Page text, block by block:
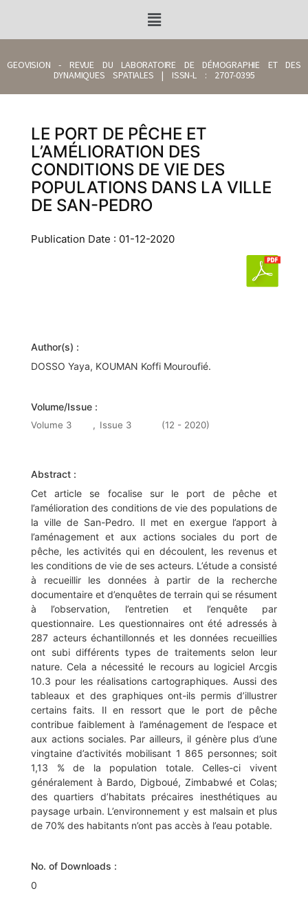
GEOVISION - REVUE DU LABORATOIRE DE DÉMOGRAPHIE ET DES
DYNAMIQUES SPATIALES | ISSN-L : 2707-0395
LE PORT DE PÊCHE ET
L’AMÉLIORATION DES
CONDITIONS DE VIE DES
POPULATIONS DANS LA VILLE
DE SAN-PEDRO
Publication Date : 01-12-2020
Author(s) :
DOSSO Yaya, KOUMAN Koffi Mouroufié.
Volume/Issue :
Volume 3 , Issue 3 (12 - 2020)
Abstract :
Cet article se focalise sur le port de pêche et
l’amélioration des conditions de vie des populations de
la ville de San-Pedro. Il met en exergue l’apport à
l’aménagement et aux actions sociales du port de
pêche, les activités qui en découlent, les revenus et
les conditions de vie de ses acteurs. L’étude a consisté
à recueillir les données à partir de la recherche
documentaire et d’enquêtes de terrain qui se résument
à l’observation, l’entretien et l’enquête par
questionnaire. Les questionnaires ont été adressés à
287 acteurs échantillonnés et les données recueillies
ont subi différents types de traitements selon leur
nature. Cela a nécessité le recours au logiciel Arcgis
10.3 pour les réalisations cartographiques. Aussi des
tableaux et des graphiques ont-ils permis d’illustrer
certains faits. Il en ressort que le port de pêche
contribue faiblement à l’aménagement de l’espace et
aux actions sociales. Par ailleurs, il génère plus d’une
vingtaine d’activités mobilisant 1 865 personnes; soit
1,13 % de la population totale. Celles-ci vivent
généralement à Bardo, Digboué, Zimbabwé et Colas;
des quartiers d’habitats précaires inesthétiques au
paysage urbain. L’environnement y est malsain et plus
de 70% des habitants n’ont pas accès à l’eau potable.
No. of Downloads :
0